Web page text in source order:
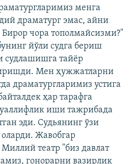
менга
драматург эмас, айни
чора тополмайсизми?"
йўли судга бериш
тайёр
Мен ҳужжатларни
драматургларимиз устига
ҳар тарафга
иши тажрибада
эди. Судьянинг ўзи
Жавобгар
театр "биз давлат
гонорарни вазирлик